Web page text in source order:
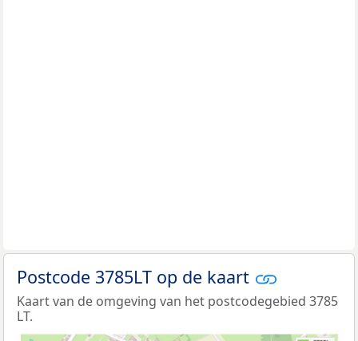
Postcode 3785LT op de kaart
Kaart van de omgeving van het postcodegebied 3785
LT.